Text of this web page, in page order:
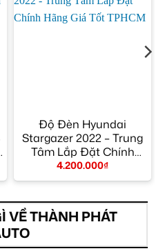
Độ Đèn Hyundai
Stargazer 2022 – Trung
Tâm Lắp Đặt Chính
Hãng Giá Tốt TPHCM
4.200.000₫
VỀ THÀNH PHÁT